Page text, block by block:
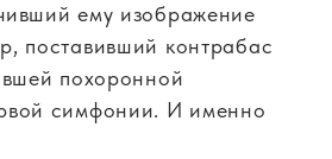
ему изображение
поставивший контрабас
похоронной
симфонии. И именно